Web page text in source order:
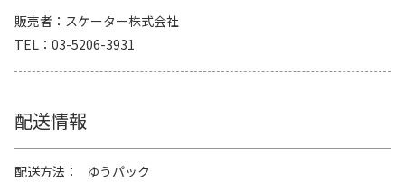
販売者
スケーター株式会社
TEL
03-5206-3931
配送情報
配送方法
ゆうパック